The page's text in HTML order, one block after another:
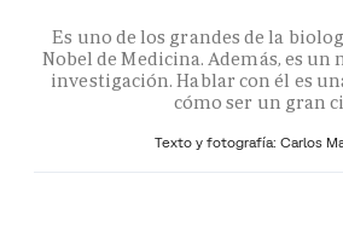
Es uno de los grandes de la
Nobel de Medicina. Además, es
investigación. Hablar con él es
cómo ser un gran
Texto y fotografía: Carlos